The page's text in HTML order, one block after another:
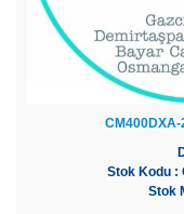
CM400DXA-
Stok Kodu :
Stok